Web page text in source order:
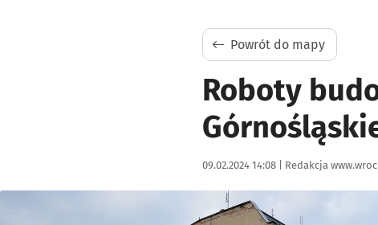
Powrót do mapy
Roboty
Data publikacji:
09.02.2024 14:08 | Autor:
Redakcja